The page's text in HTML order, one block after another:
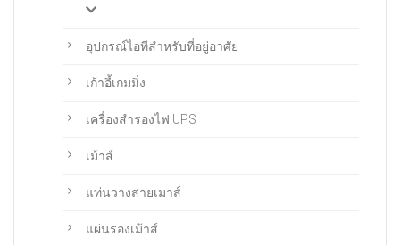
อุปกรณ์ไอทีสำหรับที่อยู่อาศัย
เก้าอี้เกมมิ่ง
เครื่องสำรองไฟ UPS
เม้าส์
แท่นวางสายเมาส์
แผ่นรองเม้าส์